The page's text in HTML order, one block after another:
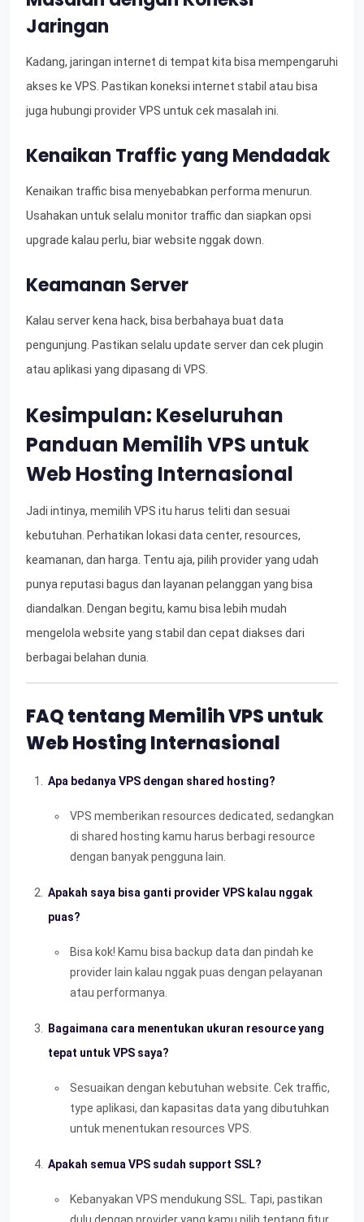
Jaringan
Kadang, jaringan internet di tempat kita bisa mempengaruhi
akses ke VPS. Pastikan koneksi internet stabil atau bisa
juga hubungi provider VPS untuk cek masalah ini.
Kenaikan Traffic yang Mendadak
Kenaikan traffic bisa menyebabkan performa menurun.
Usahakan untuk selalu monitor traffic dan siapkan opsi
upgrade kalau perlu, biar website nggak down.
Keamanan Server
Kalau server kena hack, bisa berbahaya buat data
pengunjung. Pastikan selalu update server dan cek plugin
atau aplikasi yang dipasang di VPS.
Kesimpulan: Keseluruhan
Panduan Memilih VPS untuk
Web Hosting Internasional
Jadi intinya, memilih VPS itu harus teliti dan sesuai
kebutuhan. Perhatikan lokasi data center, resources,
keamanan, dan harga. Tentu aja, pilih provider yang udah
punya reputasi bagus dan layanan pelanggan yang bisa
diandalkan. Dengan begitu, kamu bisa lebih mudah
mengelola website yang stabil dan cepat diakses dari
berbagai belahan dunia.
FAQ tentang Memilih VPS untuk
Web Hosting Internasional
Apa bedanya VPS dengan shared hosting?
VPS memberikan resources dedicated, sedangkan
di shared hosting kamu harus berbagi resource
dengan banyak pengguna lain.
Apakah saya bisa ganti provider VPS kalau nggak
puas?
Bisa kok! Kamu bisa backup data dan pindah ke
provider lain kalau nggak puas dengan pelayanan
atau performanya.
Bagaimana cara menentukan ukuran resource yang
tepat untuk VPS saya?
Sesuaikan dengan kebutuhan website. Cek traffic,
type aplikasi, dan kapasitas data yang dibutuhkan
untuk menentukan resources VPS.
Apakah semua VPS sudah support SSL?
Kebanyakan VPS mendukung SSL. Tapi, pastikan